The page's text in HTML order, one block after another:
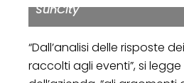
SunCity
“Dall’analisi delle risposte
raccolti agli eventi”, si